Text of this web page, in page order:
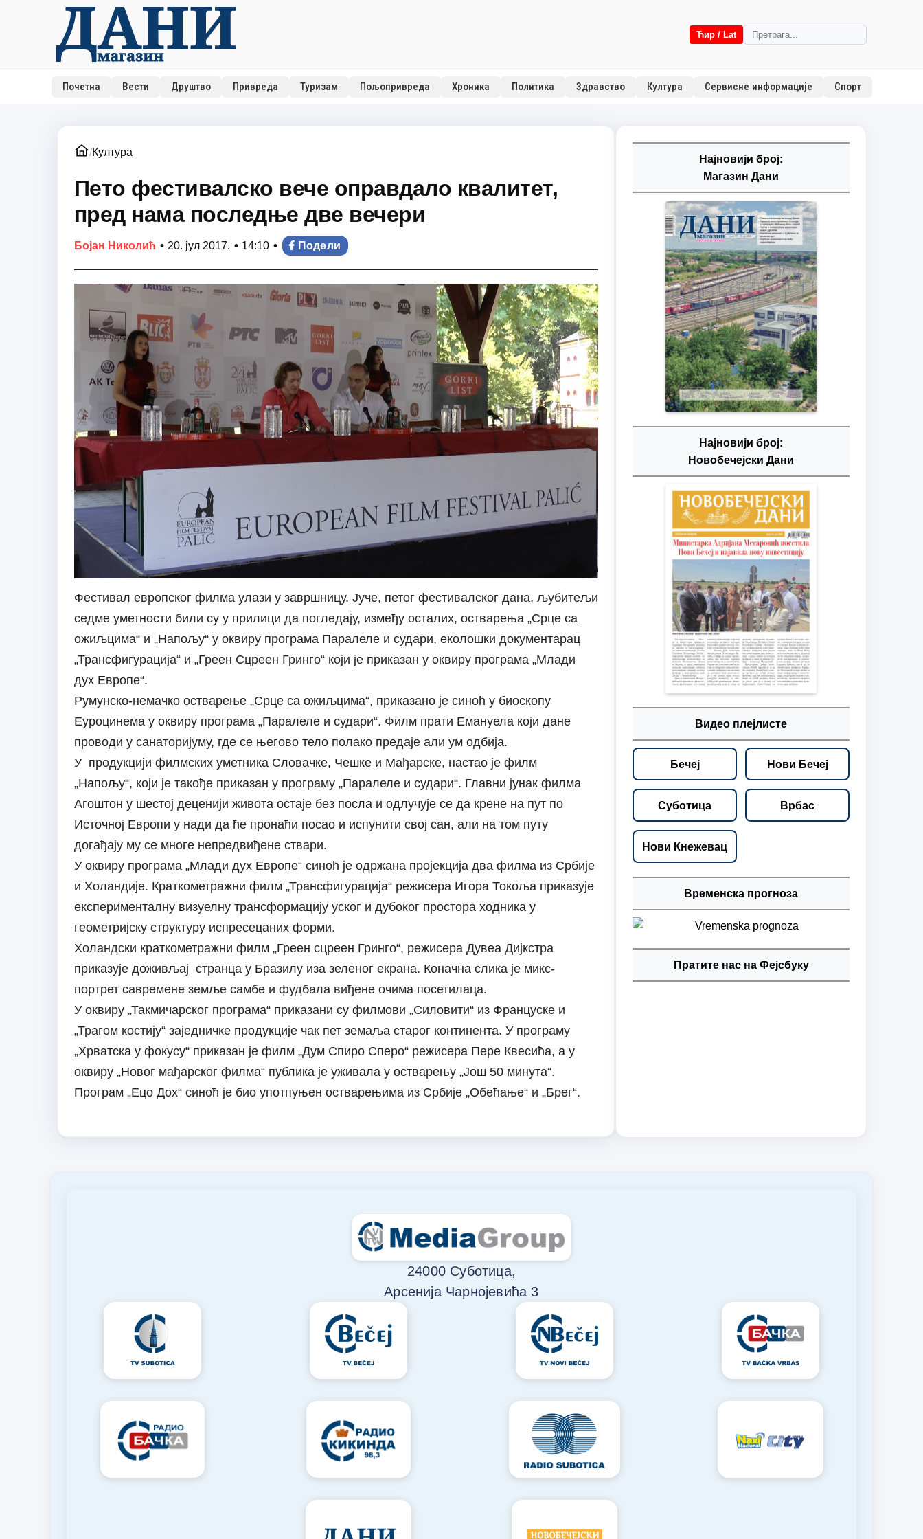
Ћир / Lat
Почетна Вести Друштво Привреда Туризам Пољопривреда Хроника Политика Здравство Култура Сервисне информације Спорт
/Култура
Пето фестивалско вече оправдало квалитет,
пред нама последње две вечери
Бојан Николић • 20. јул 2017. • 14:10 • Подели
Фестивал европског филма улази у завршницу. Јуче, петог фестивалског дана, љубитељи
седме уметности били су у прилици да погледају, између осталих, остварења „Срце са
ожиљцима“ и „Напољу“ у оквиру програма Паралеле и судари, еколошки документарац
„Трансфигурација“ и „Греен Сцреен Гринго“ који је приказан у оквиру програма „Млади
дух Европе“.
Румунско-немачко остварење „Срце са ожиљцима“, приказано је синоћ у биоскопу
Еуроцинема у оквиру програма „Паралеле и судари“. Филм прати Емануела који дане
проводи у санаторијуму, где се његово тело полако предаје али ум одбија.
У продукцији филмских уметника Словачке, Чешке и Мађарске, настао је филм
„Напољу“, који је такође приказан у програму „Паралеле и судари“. Главни јунак филма
Агоштон у шестој деценији живота остаје без посла и одлучује се да крене на пут по
Источној Европи у нади да ће пронаћи посао и испунити свој сан, али на том путу
догађају му се многе непредвиђене ствари.
У оквиру програма „Млади дух Европе“ синоћ је одржана пројекција два филма из Србије
и Холандије. Краткометражни филм „Трансфигурација“ режисера Игора Токоља приказује
експерименталну визуелну трансформацију уског и дубоког простора ходника у
геометријску структуру испресецаних форми.
Холандски краткометражни филм „Греен сцреен Гринго“, режисера Дувеа Дијкстра
приказује доживљај странца у Бразилу иза зеленог екрана. Коначна слика је микс-
портрет савремене земље самбе и фудбала виђене очима посетилаца.
У оквиру „Такмичарског програма“ приказани су филмови „Силовити“ из Француске и
„Трагом костију“ заједничке продукције чак пет земаља старог континента. У програму
„Хрватска у фокусу“ приказан је филм „Дум Спиро Сперо“ режисера Пере Квесића, а у
оквиру „Новог мађарског филма“ публика је уживала у остварењу „Још 50 минута“.
Програм „Ецо Доx“ синоћ је био употпуњен остварењима из Србије „Обећање“ и „Брег“.
Најновији број:
Магазин Дани
Најновији број:
Новобечејски Дани
Видео плејлисте
Бечеј Нови Бечеј
Суботица Врбас
Нови Кнежевац
Временска прогноза
Пратите нас на Фејсбуку
24000 Суботица,
Арсенија Чарнојевића 3